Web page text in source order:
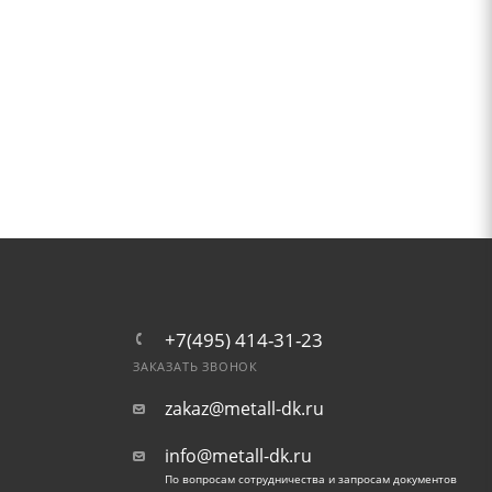
+7(495) 414-31-23
ЗАКАЗАТЬ ЗВОНОК
zakaz@metall-dk.ru
info@metall-dk.ru
По вопросам сотрудничества и запросам документов